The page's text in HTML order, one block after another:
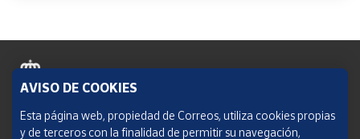
Política de cookies
AVISO DE COOKIES
Esta página web, propiedad de Correos, utiliza cookies propias
y de terceros con la finalidad de permitir su navegación,